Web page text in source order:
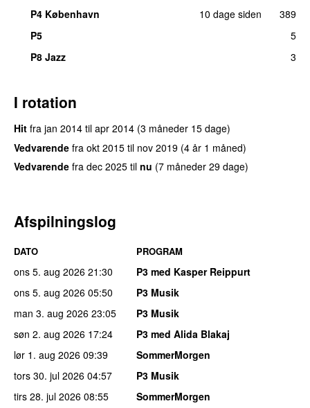
P4 København
10 dage siden
389
P5
5
P8 Jazz
3
I rotation
Hit fra jan 2014 til apr 2014 (3 måneder 15 dage)
Vedvarende fra okt 2015 til nov 2019 (4 år 1 måned)
Vedvarende fra dec 2025 til nu (7 måneder 29 dage)
Afspilningslog
DATO PROGRAM
ons 5. aug 2026 21:30
P3 med Kasper Reippurt
ons 5. aug 2026 05:50
P3 Musik
man 3. aug 2026 23:05
P3 Musik
søn 2. aug 2026 17:24
P3 med Alida Blakaj
lør 1. aug 2026 09:39
SommerMorgen
tors 30. jul 2026 04:57
P3 Musik
tirs 28. jul 2026 08:55
SommerMorgen